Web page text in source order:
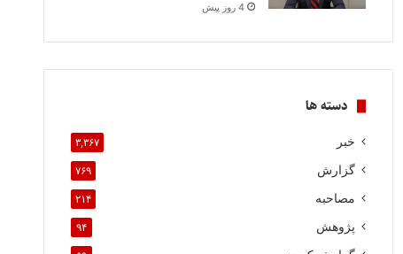
4 روز پیش
دسته ها
خبر ۳,۳۶۷
گزارش ۷۶۹
مصاحبه ۲۱۴
پژوهش ۹۴